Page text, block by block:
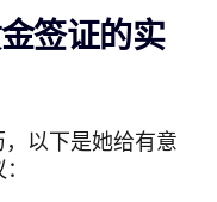
签证的实
以下是她给有意